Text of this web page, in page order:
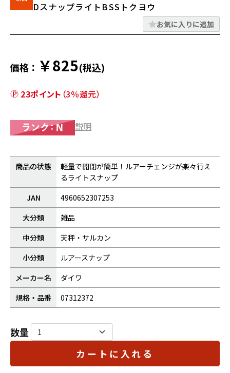
DスナップライトBSSトクヨウ
お気に入りに追加
価格： ￥825(税込)
23ポイント （3％還元）
説明
商品の状態
軽量で開閉が簡単！ルアーチェンジが楽々行え
るライトスナップ
JAN
4960652307253
大分類
雑品
中分類
天秤・サルカン
小分類
ルアースナップ
メーカー名
ダイワ
規格・品番
07312372
数量
カートに入れる